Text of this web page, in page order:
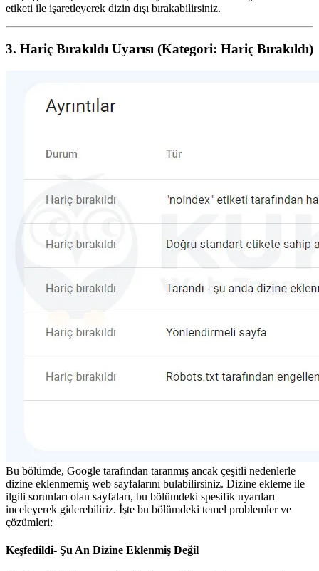
etiketi ile işaretleyerek dizin dışı bırakabilirsiniz.
3. Hariç Bırakıldı Uyarısı (Kategori: Hariç Bırakıldı)
Bu bölümde, Google tarafından taranmış ancak çeşitli nedenlerle
dizine eklenmemiş web sayfalarını bulabilirsiniz. Dizine ekleme ile
ilgili sorunları olan sayfaları, bu bölümdeki spesifik uyarıları
inceleyerek giderebiliriz. İşte bu bölümdeki temel problemler ve
çözümleri:
Keşfedildi- Şu An Dizine Eklenmiş Değil